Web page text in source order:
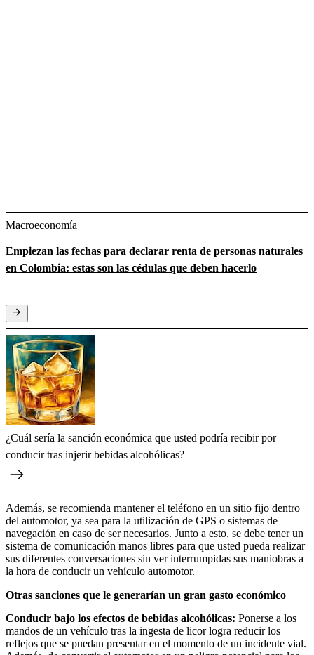
Macroeconomía
Empiezan las fechas para declarar renta de personas naturales
en Colombia: estas son las cédulas que deben hacerlo
¿Cuál sería la sanción económica que usted podría recibir por
conducir tras injerir bebidas alcohólicas?
Además, se recomienda mantener el teléfono en un sitio fijo dentro
del automotor, ya sea para la utilización de GPS o sistemas de
navegación en caso de ser necesarios. Junto a esto, se debe tener un
sistema de comunicación manos libres para que usted pueda realizar
sus diferentes conversaciones sin ver interrumpidas sus maniobras a
la hora de conducir un vehículo automotor.
Otras sanciones que le generarían un gran gasto económico
Conducir bajo los efectos de bebidas alcohólicas: Ponerse a los
mandos de un vehículo tras la ingesta de licor logra reducir los
reflejos que se puedan presentar en el momento de un incidente vial.